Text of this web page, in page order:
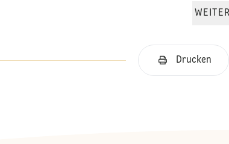
Drucken